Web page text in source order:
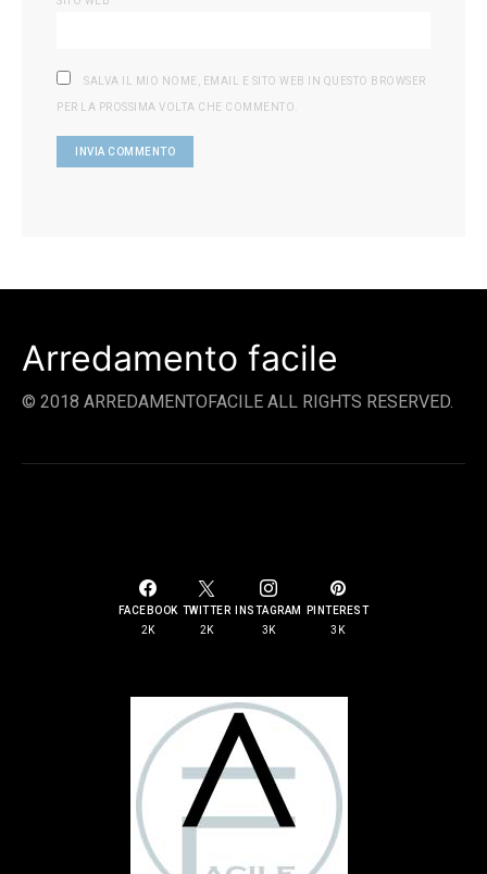
SALVA IL MIO NOME, EMAIL E SITO WEB IN QUESTO BROWSER
PER LA PROSSIMA VOLTA CHE COMMENTO.
Arredamento facile
© 2018 ARREDAMENTOFACILE ALL RIGHTS RESERVED.
FACEBOOK
2K
TWITTER
2K
INSTAGRAM
3K
PINTEREST
3K